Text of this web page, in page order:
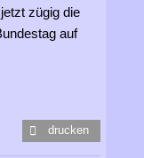
zügig die
auf
drucken